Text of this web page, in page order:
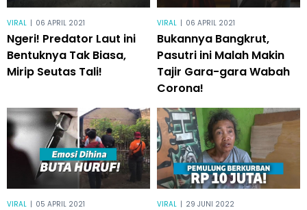
VIRAL | 06 APRIL 2021
Ngeri! Predator Laut ini
Bentuknya Tak Biasa,
Mirip Seutas Tali!
VIRAL | 06 APRIL 2021
Bukannya Bangkrut,
Pasutri ini Malah Makin
Tajir Gara-gara Wabah
Corona!
VIRAL | 05 APRIL 2021 VIRAL | 29 JUNI 2022